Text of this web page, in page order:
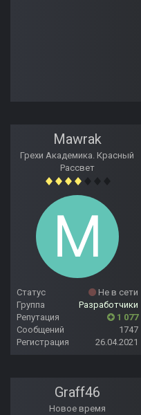
Mawrak
Грехи Академика. Красный
Рассвет
Статус
Не в сети
Группа
Разработчики
Репутация
1 077
Сообщений
1747
Регистрация
26.04.2021
Graff46
Новое время